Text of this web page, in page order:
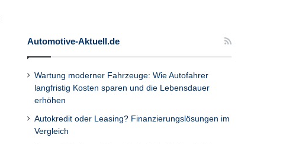
Automotive-Aktuell.de
Wartung moderner Fahrzeuge: Wie Autofahrer
langfristig Kosten sparen und die Lebensdauer
erhöhen
Autokredit oder Leasing? Finanzierungslösungen im
Vergleich